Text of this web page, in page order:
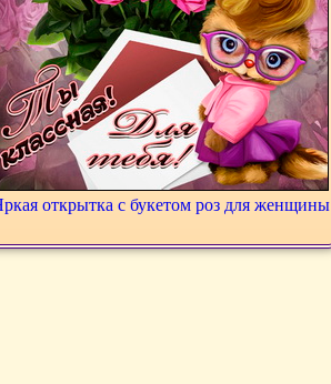
открытка с букетом роз для женщины